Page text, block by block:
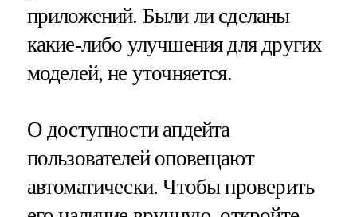
приложений. Были ли сделаны
какие-либо улучшения для других
моделей, не уточняется.
О доступности апдейта
пользователей оповещают
автоматически. Чтобы проверить